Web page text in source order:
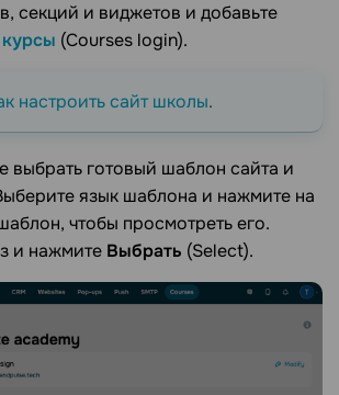
секций и виджетов и добавьте
(Courses login).
настроить сайт школы.
выбрать готовый шаблон сайта и
язык шаблона и нажмите на
чтобы просмотреть его.
и нажмите Выбрать (Select).